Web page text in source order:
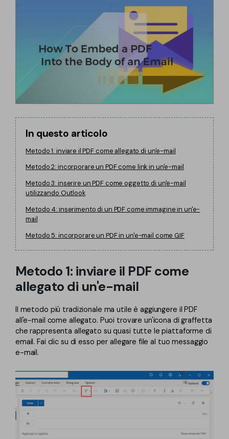
Chat con immagine
Rilevatore di contenuti AI
Riscrivi PDF con AI
Chat con documento
Confronto dei software PDF
PDFelement per Windows
PDFelement per Mac
PDFelement per iOS
Tutorial Video
Support
Contatta il supporto
Specifiche tecniche
Aggiornamenti
Aggiorna a PDFelement 12
In questo articolo
Metodo 1: inviare il PDF come allegato di un'e-mail
Metodo 2: incorporare un PDF come link in un'e-mail
Metodo 3: inserire un PDF come oggetto di un'e-mail
utilizzando Outlook
Metodo 4: inserimento di un PDF come immagine in un'e-
mail
Metodo 5: incorporare un PDF in un'e-mail come GIF
Metodo 1: inviare il PDF come
allegato di un'e-mail
Il metodo più tradizionale ma utile è aggiungere il PDF
all'e-mail come allegato. Puoi trovare un'icona di graffetta
che rappresenta allegato su quasi tutte le piattaforme di
email. Fai clic su di esso per allegare file al tuo messaggio
e-mail.